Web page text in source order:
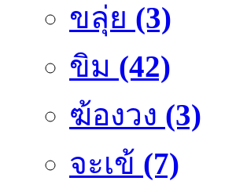
ขลุ่ย (3)
ขิม (42)
ฆ้องวง (3)
จะเข้ (7)